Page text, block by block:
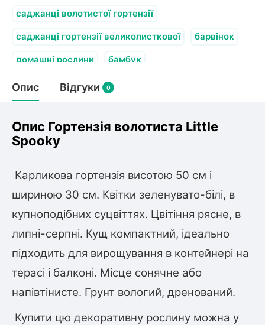
саджанці волотистої гортензії
саджанці гортензії великолисткової барвінок
домашні рослини бамбук
рододендрон низькорослі сорти
Опис Відгуки 0
Опис Гортензія волотиста Little
Spoоky
Карликова гортензія висотою 50 см і
шириною 30 см. Квітки зеленувато-білі, в
купноподібних суцвіттях. Цвітіння рясне, в
липні-серпні. Кущ компактний, ідеально
підходить для вирощування в контейнері на
терасі і балконі. Місце сонячне або
напівтінисте. Грунт вологий, дренований.
Купити цю декоративну рослину можна у